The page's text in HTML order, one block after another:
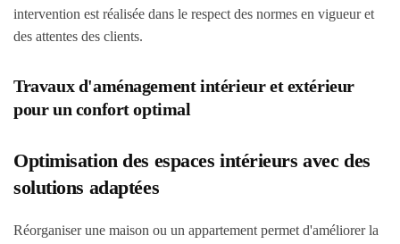
intervention est réalisée dans le respect des normes en vigueur et
des attentes des clients.
Travaux d'aménagement intérieur et extérieur
pour un confort optimal
Optimisation des espaces intérieurs avec des
solutions adaptées
Réorganiser une maison ou un appartement permet d'améliorer la